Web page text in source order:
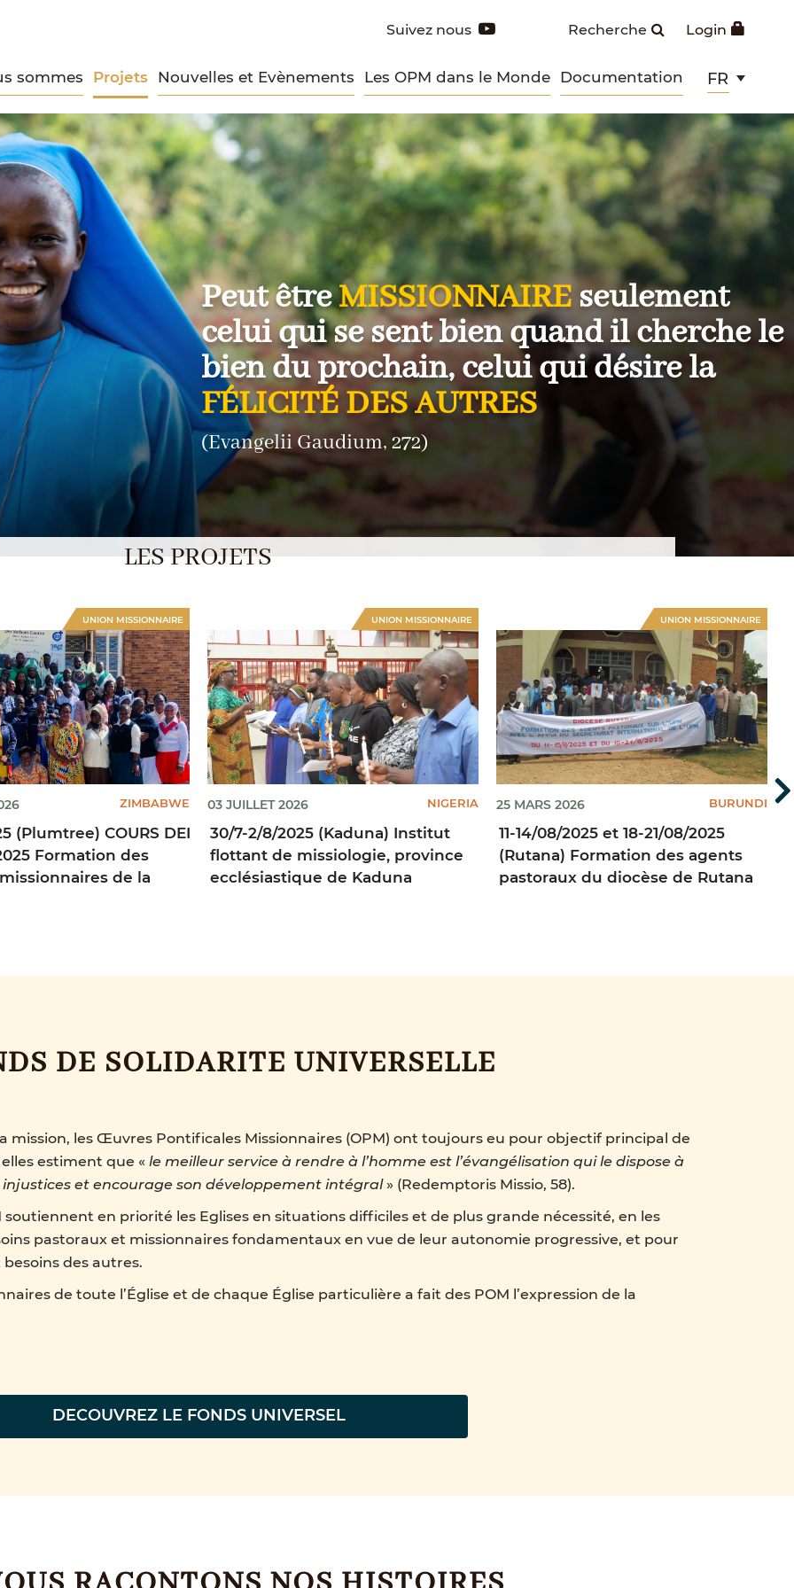
Login
Recherche
Suivez nous
sommes Projets Nouvelles et Evènements Les OPM dans le Monde Documentation FR
Peut êtreMISSIONNAIRE seulement
celui qui se sent bien quand il cherche le
bien du prochain, celui qui désire la
FÉLICITÉ DES AUTRES
(Evangelii Gaudium, 272)
LES PROJETS
UNION MISSIONNAIRE
ZIMBABWE
(Plumtree) COURS DEI
Formation des
de la
UNION MISSIONNAIRE
NIGERIA
03 JUILLET 2026
30/7-2/8/2025 (Kaduna) Institut
flottant de missiologie, province
ecclésiastique de Kaduna
UNION MISSIONNAIRE
BURUNDI
25 MARS 2026
11-14/08/2025 et 18-21/08/2025
(Rutana) Formation des agents
pastoraux du diocèse de Rutana
DE SOLIDARITE UNIVERSELLE
mission, les Œuvres Pontificales Missionnaires (OPM) ont toujours eu pour objectif principal de
estiment que «le meilleur service à rendre à l’homme est l’évangélisation qui le dispose à
injustices et encourage son développement intégral» (Redemptoris Missio, 58).
en priorité les Eglises en situations difficiles et de plus grande nécessité, en les
pastoraux et missionnaires fondamentaux en vue de leur autonomie progressive, et pour
des autres.
de toute l’Église et de chaque Église particulière a fait des POM l’expression de la
DECOUVREZ LE FONDS UNIVERSEL